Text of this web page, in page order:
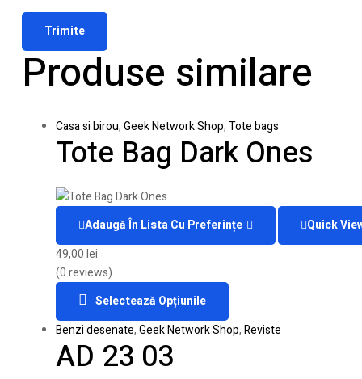
Produse similare
Casa si birou,Geek Network Shop,Tote bags
Tote Bag Dark Ones
Adaugă În Lista Cu Preferințe
Quick
49,00lei
(0 reviews)
Selectează Opțiunile
Benzi desenate,Geek Network Shop,Reviste
AD 23 03